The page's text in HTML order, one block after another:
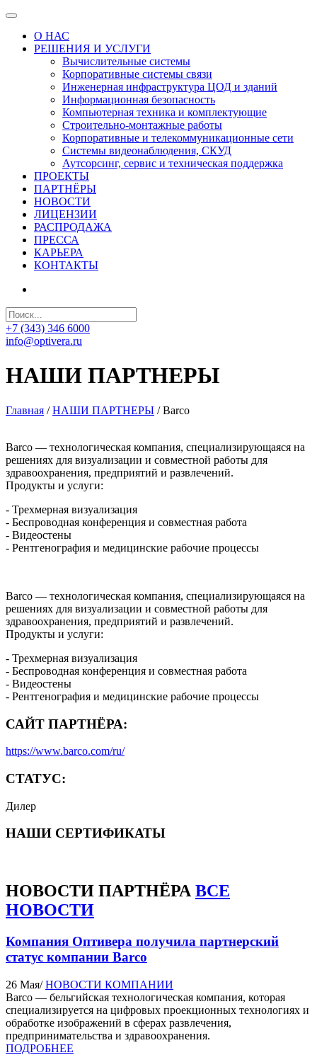
О НАС
РЕШЕНИЯ И УСЛУГИ
Вычислительные системы
Корпоративные системы связи
Инженерная инфраструктура ЦОД и зданий
Информационная безопасность
Компьютерная техника и комплектующие
Строительно-монтажные работы
Корпоративные и телекоммуникационные сети
Системы видеонаблюдения, СКУД
Аутсорсинг, сервис и техническая поддержка
ПРОЕКТЫ
ПАРТНЁРЫ
НОВОСТИ
ЛИЦЕНЗИИ
РАСПРОДАЖА
ПРЕССА
КАРЬЕРА
КОНТАКТЫ
+7 (343) 346 6000
info@optivera.ru
НАШИ ПАРТНЕРЫ
Главная / НАШИ ПАРТНЕРЫ / Barco
Barco — технологическая компания, специализирующаяся на
решениях для визуализации и совместной работы для
здравоохранения, предприятий и развлечений.
Продукты и услуги:
- Трехмерная визуализация
- Беспроводная конференция и совместная работа
- Видеостены
- Рентгенография и медицинские рабочие процессы
Barco — технологическая компания, специализирующаяся на
решениях для визуализации и совместной работы для
здравоохранения, предприятий и развлечений.
Продукты и услуги:
- Трехмерная визуализация
- Беспроводная конференция и совместная работа
- Видеостены
- Рентгенография и медицинские рабочие процессы
САЙТ ПАРТНЁРА:
https://www.barco.com/ru/
СТАТУС:
Дилер
НАШИ СЕРТИФИКАТЫ
НОВОСТИ ПАРТНЁРА ВСЕ
НОВОСТИ
Компания Оптивера получила партнерский
статус компании Barco
26 Мая/ НОВОСТИ КОМПАНИИ
Barco — бельгийская технологическая компания, которая
специализируется на цифровых проекционных технологиях и
обработке изображений в сферах развлечения,
предпринимательства и здравоохранения.
ПОДРОБНЕЕ